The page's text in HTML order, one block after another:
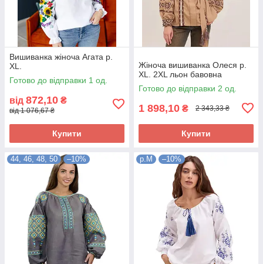
Вишиванка жіноча Агата р.
XL.
Готово до відправки 1 од.
від 872,10 ₴
від 1 076,67 ₴
Купити
Жіноча вишиванка Олеся р.
XL. 2XL льон бавовна
Готово до відправки 2 од.
1 898,10 ₴ 2 343,33 ₴
Купити
44, 46, 48, 50 –10% р.М –10%